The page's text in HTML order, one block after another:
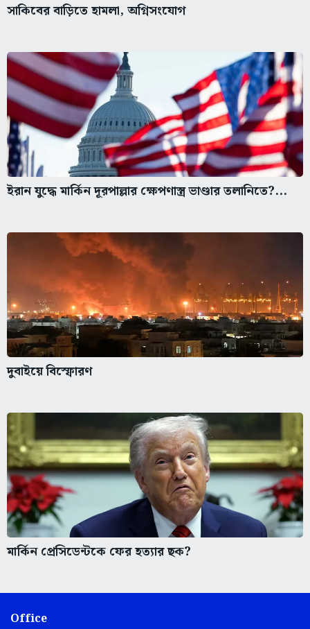
সাকিবের বাড়িতে হামলা, অগ্নিসংযোগ
ইরান যুদ্ধে মার্কিন দূরপাল্লার ক্ষেপণাস্ত্র ভাণ্ডার তলানিতে?...
দুবাইয়ে বিস্ফোরণ
মার্কিন প্রেসিডেন্টকে ফের হত্যার ছক?
Office